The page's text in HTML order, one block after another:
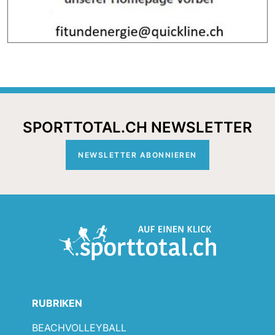
SPORTTOTAL.CH NEWSLETTER
NEWSLETTER ABONNIEREN
RUBRIKEN
BEACHVOLLEYBALL